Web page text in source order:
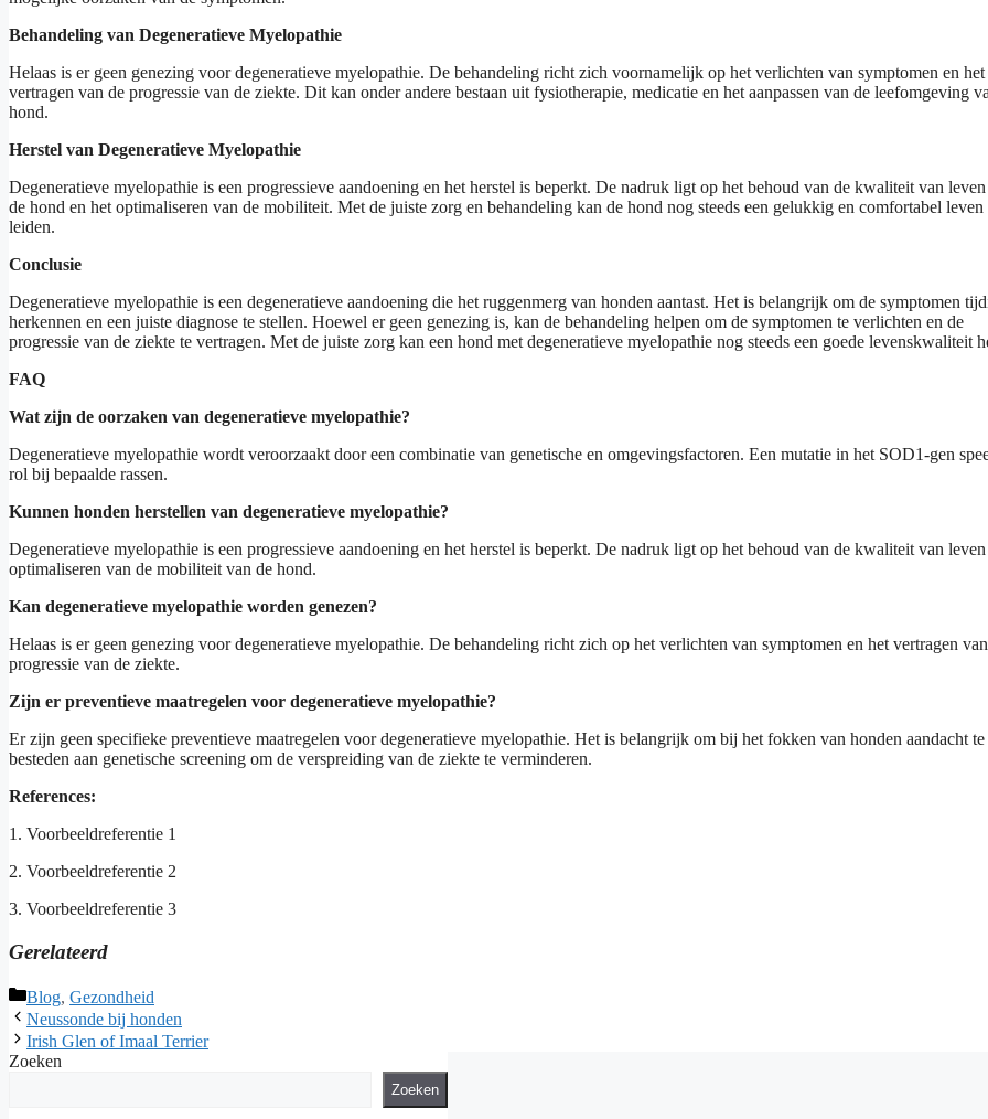
Behandeling van Degeneratieve Myelopathie
Helaas is er geen genezing voor degeneratieve myelopathie. De behandeling richt zich voornamelijk op het verlichten van symptomen en het
vertragen van de progressie van de ziekte. Dit kan onder andere bestaan ​​uit fysiotherapie, medicatie en het aanpassen van de leefomgeving
hond.
Herstel van Degeneratieve Myelopathie
Degeneratieve myelopathie is een progressieve aandoening en het herstel is beperkt. De nadruk ligt op het behoud van de kwaliteit van
de hond en het optimaliseren van de mobiliteit. Met de juiste zorg en behandeling kan de hond nog steeds een gelukkig en comfortabel leven
leiden.
Conclusie
Degeneratieve myelopathie is een degeneratieve aandoening die het ruggenmerg van honden aantast. Het is belangrijk om de symptomen
herkennen en een juiste diagnose te stellen. Hoewel er geen genezing is, kan de behandeling helpen om de symptomen te verlichten en de
progressie van de ziekte te vertragen. Met de juiste zorg kan een hond met degeneratieve myelopathie nog steeds een goede levenskwaliteit
FAQ
Wat zijn de oorzaken van degeneratieve myelopathie?
Degeneratieve myelopathie wordt veroorzaakt door een combinatie van genetische en omgevingsfactoren. Een mutatie in het SOD1-gen
rol bij bepaalde rassen.
Kunnen honden herstellen van degeneratieve myelopathie?
Degeneratieve myelopathie is een progressieve aandoening en het herstel is beperkt. De nadruk ligt op het behoud van de kwaliteit van
optimaliseren van de mobiliteit van de hond.
Kan degeneratieve myelopathie worden genezen?
Helaas is er geen genezing voor degeneratieve myelopathie. De behandeling richt zich op het verlichten van symptomen en het vertragen
progressie van de ziekte.
Zijn er preventieve maatregelen voor degeneratieve myelopathie?
Er zijn geen specifieke preventieve maatregelen voor degeneratieve myelopathie. Het is belangrijk om bij het fokken van honden aandacht te
besteden aan genetische screening om de verspreiding van de ziekte te verminderen.
References:
1. Voorbeeldreferentie 1
2. Voorbeeldreferentie 2
3. Voorbeeldreferentie 3
Gerelateerd
Categorieën
Blog, Gezondheid
Neussonde bij honden
Irish Glen of Imaal Terrier
Zoeken
Zoeken